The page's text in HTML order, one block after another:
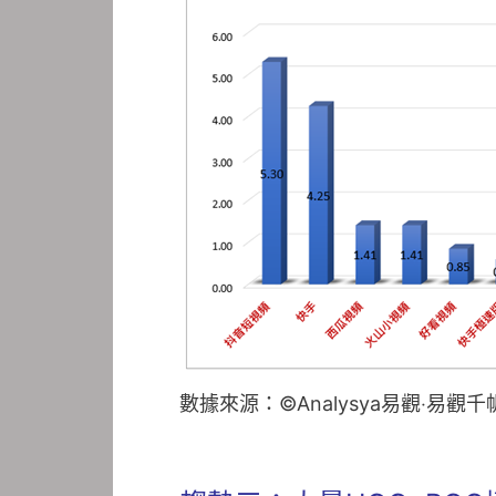
數據來源：©Analysya易觀‧易觀千